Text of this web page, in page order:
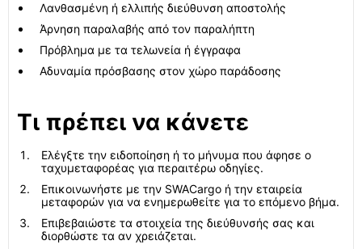
Λανθασμένη ή ελλιπής διεύθυνση αποστολής
Άρνηση παραλαβής από τον παραλήπτη
Πρόβλημα με τα τελωνεία ή έγγραφα
Αδυναμία πρόσβασης στον χώρο παράδοσης
Τι πρέπει να κάνετε
Ελέγξτε την ειδοποίηση ή το μήνυμα που άφησε ο
ταχυμεταφορέας για περαιτέρω οδηγίες.
Επικοινωνήστε με την SWACargo ή την εταιρεία
μεταφορών για να ενημερωθείτε για το επόμενο βήμα.
Επιβεβαιώστε τα στοιχεία της διεύθυνσής σας και
διορθώστε τα αν χρειάζεται.